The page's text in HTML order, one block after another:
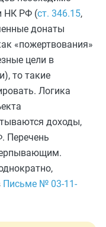
НК РФ (ст. 346.15,
донаты
«пожертвования»
цели в
то такие
Логика
доходы,
Перечень
Письме № 03-11-